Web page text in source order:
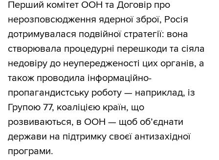
Перший комітет ООН та Договір про
нерозповсюдження ядерної зброї, Росія
дотримувалася подвійної стратегії: вона
створювала процедурні перешкоди та сіяла
недовіру до неупередженості цих органів, а
також проводила інформаційно-
пропагандистську роботу — наприклад, із
Групою 77, коаліцією країн, що
розвиваються, в ООН — щоб об’єднати
держави на підтримку своєї антизахідної
програми.